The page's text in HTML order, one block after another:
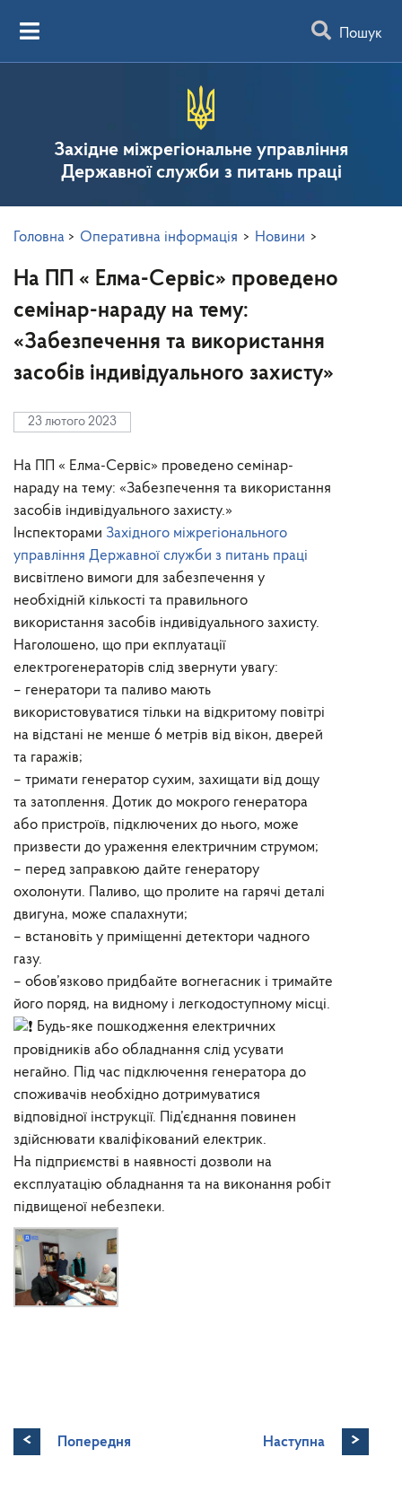
Пошук
Західне міжрегіональне управління
Державної служби з питань праці
Головна > Оперативна інформація > Новини >
На ПП « Елма-Сервіс» проведено
семінар-нараду на тему:
«Забезпечення та використання
засобів індивідуального захисту»
23 лютого 2023
На ПП « Елма-Сервіс» проведено семінар-
нараду на тему: «Забезпечення та використання
засобів індивідуального захисту.»
Інспекторами Західного міжрегіонального
управління Державної служби з питань праці
висвітлено вимоги для забезпечення у
необхідній кількості та правильного
використання засобів індивідуального захисту.
Наголошено, що при екплуатації
електрогенераторів слід звернути увагу:
– генератори та паливо мають
використовуватися тільки на відкритому повітрі
на відстані не менше 6 метрів від вікон, дверей
та гаражів;
– тримати генератор сухим, захищати від дощу
та затоплення. Дотик до мокрого генератора
або пристроїв, підключених до нього, може
призвести до ураження електричним струмом;
– перед заправкою дайте генератору
охолонути. Паливо, що пролите на гарячі деталі
двигуна, може спалахнути;
– встановіть у приміщенні детектори чадного
газу.
– обов’язково придбайте вогнегасник і тримайте
його поряд, на видному і легкодоступному місці.
Будь-яке пошкодження електричних
провідників або обладнання слід усувати
негайно. Під час підключення генератора до
споживачів необхідно дотримуватися
відповідної інструкції. Під’єднання повинен
здійснювати кваліфікований електрик.
На підприємстві в наявності дозволи на
експлуатацію обладнання та на виконання робіт
підвищеної небезпеки.
< Попередня Наступна >